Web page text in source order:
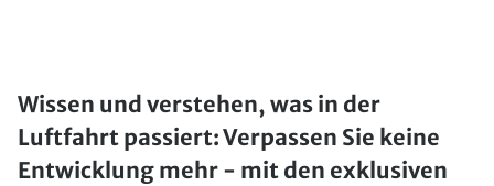
Wissen und verstehen, was in der
Luftfahrt passiert: Verpassen Sie keine
Entwicklung mehr - mit den exklusiven